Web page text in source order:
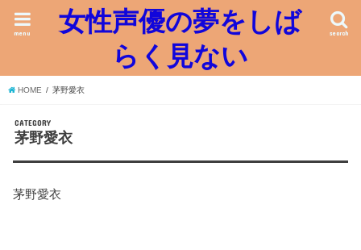
女性声優の夢をしば
らく見ない
search
menu
HOME 茅野愛衣
CATEGORY
茅野愛衣
茅野愛衣